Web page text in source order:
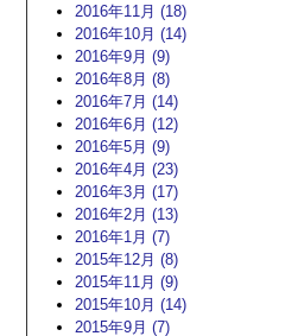
2016年11月 (18)
2016年10月 (14)
2016年9月 (9)
2016年8月 (8)
2016年7月 (14)
2016年6月 (12)
2016年5月 (9)
2016年4月 (23)
2016年3月 (17)
2016年2月 (13)
2016年1月 (7)
2015年12月 (8)
2015年11月 (9)
2015年10月 (14)
2015年9月 (7)